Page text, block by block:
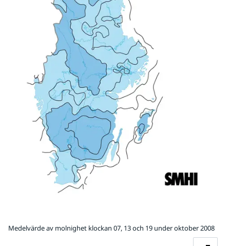
Medelvärde av molnighet klockan 07, 13 och 19 under oktober 2008